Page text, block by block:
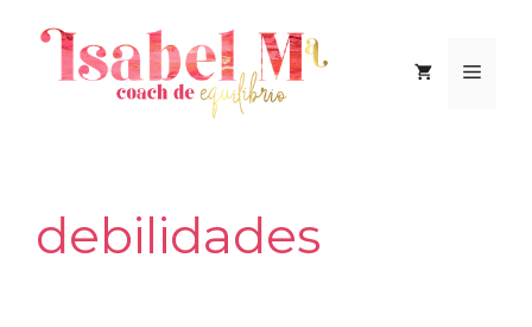
contenido
Menú
debilidades